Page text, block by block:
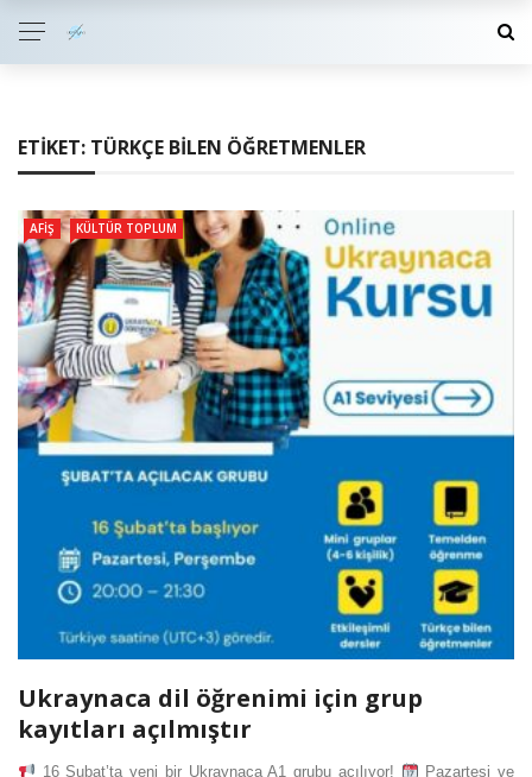
ETIKET: TÜRKÇE BILEN ÖĞRETMENLER
AFIŞ KÜLTÜR TOPLUM
Ukraynaca dil öğrenimi için grup
kayıtları açılmıştır
16 Şubat’ta yeni bir Ukraynaca A1 grubu açılıyor!
Pazartesi ve